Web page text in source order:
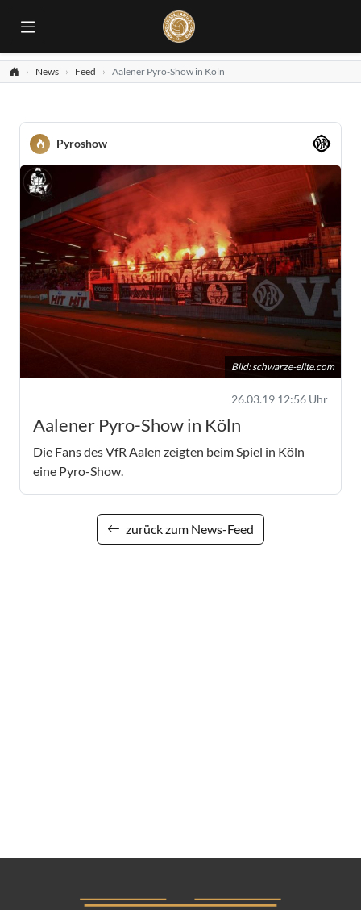
News Feed Aalener Pyro-Show in Köln
Pyroshow
Bild:schwarze-elite.com
26.03.19 12:56 Uhr
Aalener Pyro-Show in Köln
Die Fans des VfR Aalen zeigten beim Spiel in Köln
eine Pyro-Show.
zurück zum News-Feed